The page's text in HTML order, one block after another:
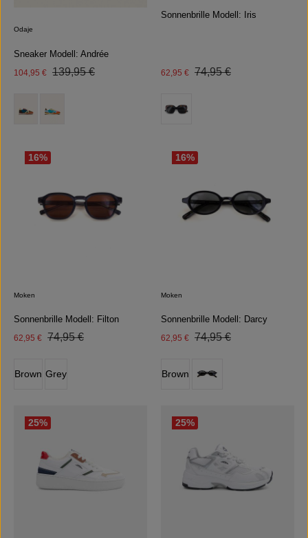
Odaje
Sneaker Modell: Andrée
Verkaufspreis:
104,95 € Regulärer Preis:
139,95 €
Sonnenbrille Modell: Iris
Verkaufspreis:
62,95 € Regulärer Preis:
74,95 €
Farbe
16%
Moken
Sonnenbrille Modell: Filton
Verkaufspreis:
62,95 € Regulärer Preis:
74,95 €
Farbe
Brown Grey
16%
Moken
Sonnenbrille Modell: Darcy
Verkaufspreis:
62,95 € Regulärer Preis:
74,95 €
Farbe
Brown
25% 25%